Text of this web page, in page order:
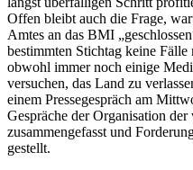
Offen bleibt auch die Frage,
Amtes an das BMI
bestimmten Stichtag keine
obwohl immer noch einige
versuchen, das Land zu
einem Pressegespräch am
Gespräche der Organisation der
zusammengefasst und
gestellt.